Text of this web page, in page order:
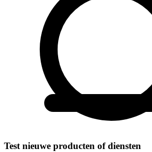
Test nieuwe producten of diensten